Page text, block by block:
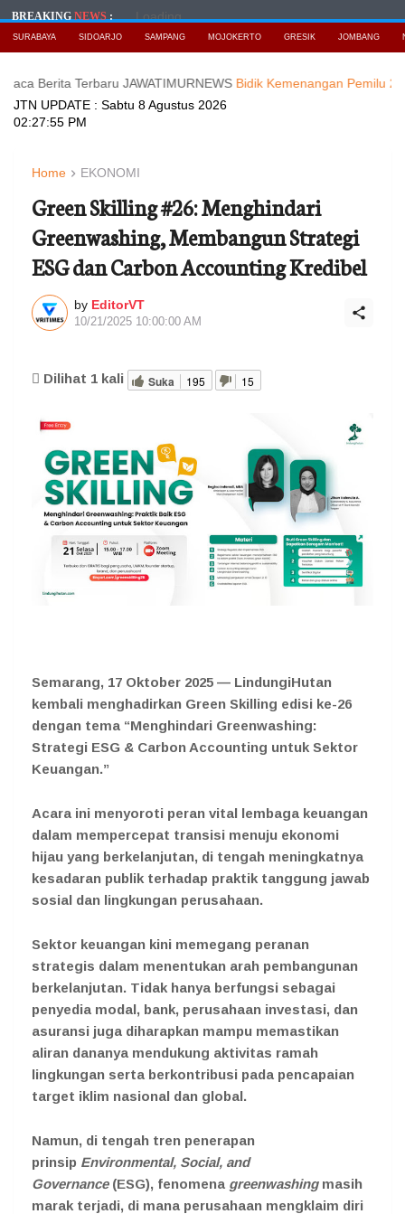
BREAKINGNEWS: Loading...
SURABAYA SIDOARJO SAMPANG MOJOKERTO GRESIK JOMBANG
Terbaru JAWATIMURNEWSBidik Kemenangan Pemilu 2029, DPD
JTN UPDATE : Sabtu 8 Agustus 2026
02:27:57 PM
Home EKONOMI
Green Skilling #26: Menghindari
Greenwashing, Membangun Strategi
ESG dan Carbon Accounting Kredibel
by EditorVT
10/21/2025 10:00:00 AM
Dilihat 1 kali Suka 195 15
Semarang, 17 Oktober 2025 — LindungiHutan
kembali menghadirkan Green Skilling edisi ke-26
dengan tema “Menghindari Greenwashing:
Strategi ESG & Carbon Accounting untuk Sektor
Keuangan.”
Acara ini menyoroti peran vital lembaga keuangan
dalam mempercepat transisi menuju ekonomi
hijau yang berkelanjutan, di tengah meningkatnya
kesadaran publik terhadap praktik tanggung jawab
sosial dan lingkungan perusahaan.
Sektor keuangan kini memegang peranan
strategis dalam menentukan arah pembangunan
berkelanjutan. Tidak hanya berfungsi sebagai
penyedia modal, bank, perusahaan investasi, dan
asuransi juga diharapkan mampu memastikan
aliran dananya mendukung aktivitas ramah
lingkungan serta berkontribusi pada pencapaian
target iklim nasional dan global.
Namun, di tengah tren penerapan
prinsip Environmental, Social, and
Governance(ESG), fenomena greenwashingmasih
marak terjadi, di mana perusahaan mengklaim diri